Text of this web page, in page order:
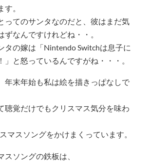
。
ってのサンタなのだと、彼はまだ気
ずなんですけれどね・・。
タの嫁は「Nintendo Switchは息子に
」と怒っているんですがね・・・。
年末年始も私は絵を描きっぱなしで
聴覚だけでもクリスマス気分を味わ
マスソングをかけまくっています。
スソングの鉄板は、